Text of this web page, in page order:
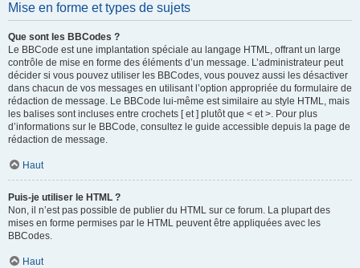
Mise en forme et types de sujets
Que sont les BBCodes ?
Le BBCode est une implantation spéciale au langage HTML, offrant un large
contrôle de mise en forme des éléments d’un message. L’administrateur peut
décider si vous pouvez utiliser les BBCodes, vous pouvez aussi les désactiver
dans chacun de vos messages en utilisant l’option appropriée du formulaire de
rédaction de message. Le BBCode lui-même est similaire au style HTML, mais
les balises sont incluses entre crochets [ et ] plutôt que < et >. Pour plus
d’informations sur le BBCode, consultez le guide accessible depuis la page de
rédaction de message.
Haut
Puis-je utiliser le HTML ?
Non, il n’est pas possible de publier du HTML sur ce forum. La plupart des
mises en forme permises par le HTML peuvent être appliquées avec les
BBCodes.
Haut